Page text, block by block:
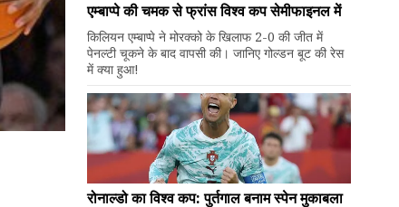
एम्बाप्पे की चमक से फ्रांस विश्व कप सेमीफाइनल में
किलियन एम्बाप्पे ने मोरक्को के खिलाफ 2-0 की जीत में
पेनल्टी चूकने के बाद वापसी की। जानिए गोल्डन बूट की रेस
में क्या हुआ!
रोनाल्डो का विश्व कप: पुर्तगाल बनाम स्पेन मुकाबला